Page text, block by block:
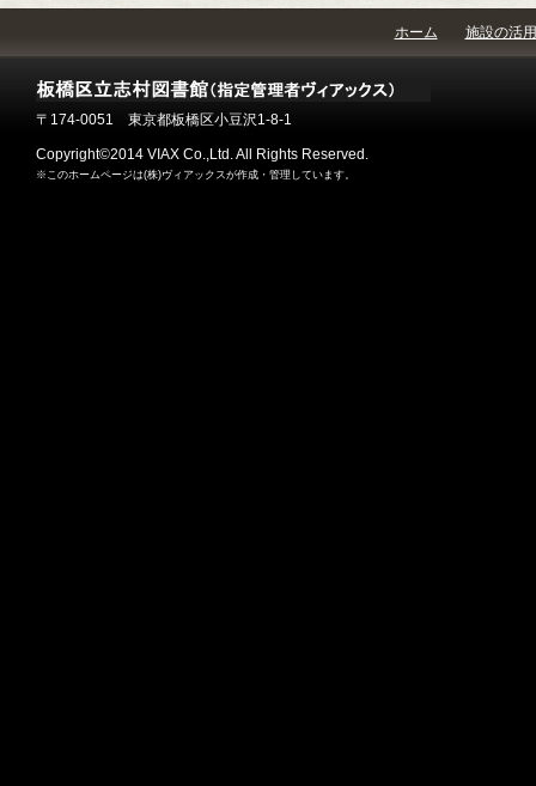
ホーム 施設の活用
〒174-0051 東京都板橋区小豆沢1-8-1
Copyright©2014 VIAX Co.,Ltd. All Rights Reserved.
※このホームページは(株)ヴィアックスが作成・管理しています。